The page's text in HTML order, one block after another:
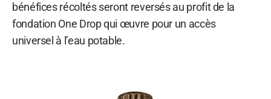
bénéfices récoltés seront reversés au profit de la
fondation One Drop qui œuvre pour un accès
universel à l’eau potable.